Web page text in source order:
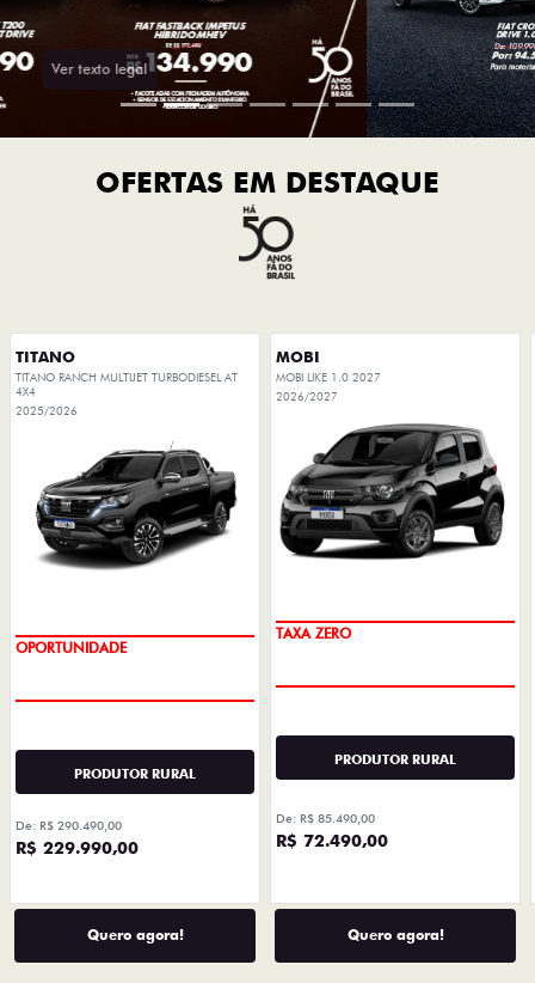
OFERTAS EM DESTAQUE
TITANO
TITANO RANCH MULTIJET TURBODIESEL AT
4X4
2025/2026
OPORTUNIDADE
PRODUTOR RURAL
De: R$ 290.490,00
R$ 229.990,00
Quero agora!
MOBI
MOBI LIKE 1.0 2027
2026/2027
TAXA ZERO
PRODUTOR RURAL
De: R$ 85.490,00
R$ 72.490,00
Quero agora!